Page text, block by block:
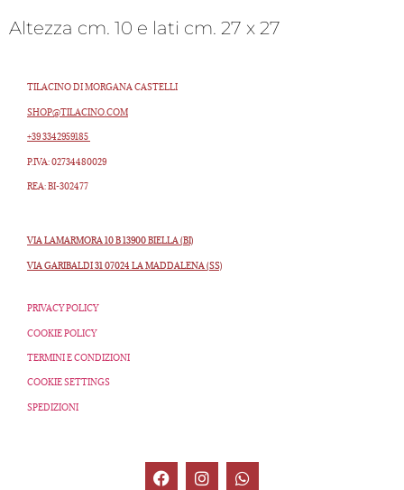
Altezza cm. 10 e lati cm. 27 x 27
TILACINO DI MORGANA CASTELLI
SHOP@TILACINO.COM
+39 3342959185
P.IVA: 02734480029
REA: BI-302477
VIA LAMARMORA 10 B 13900 BIELLA (BI)
VIA GARIBALDI 31 07024 LA MADDALENA (SS)
PRIVACY POLICY
COOKIE POLICY
TERMINI E CONDIZIONI
COOKIE SETTINGS
SPEDIZIONI